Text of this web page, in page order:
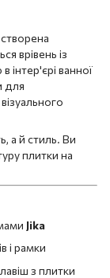
врівень із
інтер'єрі ванної
для
а й стиль. Ви
плитки на
Jika
і рамки
з плитки